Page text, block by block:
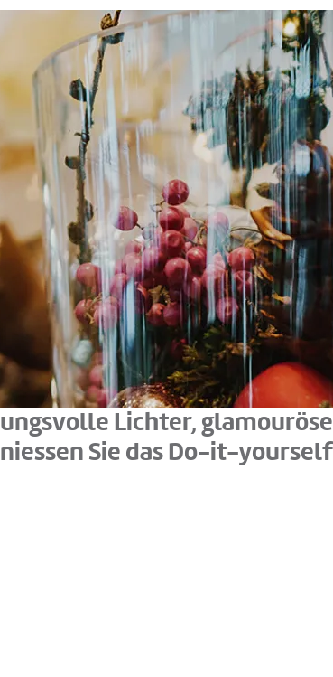
Lichter, glamouröse
Sie das Do-it-yourself